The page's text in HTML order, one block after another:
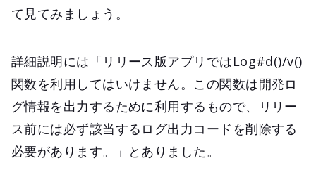
て見てみましょう。
詳細説明には「リリース版アプリではLog#d()/v()
関数を利用してはいけません。この関数は開発ロ
グ情報を出力するために利用するもので、リリー
ス前には必ず該当するログ出力コードを削除する
必要があります。」とありました。